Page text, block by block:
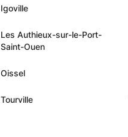
Igoville
Les Authieux-sur-le-Port-
Saint-Ouen
Oissel
Tourville